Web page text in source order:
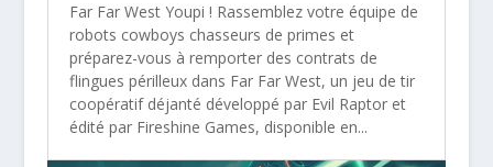
Far Far West Youpi ! Rassemblez votre équipe de
robots cowboys chasseurs de primes et
préparez-vous à remporter des contrats de
flingues périlleux dans Far Far West, un jeu de tir
coopératif déjanté développé par Evil Raptor et
édité par Fireshine Games, disponible en...